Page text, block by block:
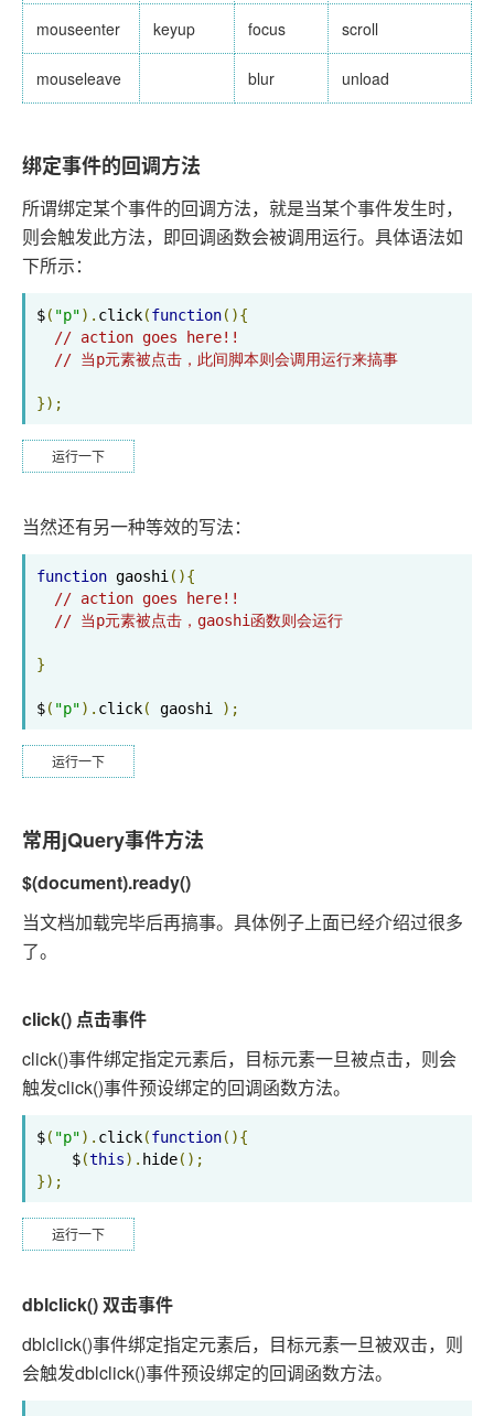
mouseenter keyup focus scroll
mouseleave blur unload
绑定事件的回调方法
所谓绑定某个事件的回调方法，就是当某个事件发生时，
则会触发此方法，即回调函数会被调用运行。具体语法如
下所示：
$( "p"). click(function(){
// action goes here!!
// 当p元素被点击，此间脚本则会调用运行来搞事
});
运行一下
当然还有另一种等效的写法：
function gaoshi (){
// action goes here!!
// 当p元素被点击，gaoshi函数则会运行
}
$( "p"). click( gaoshi );
运行一下
常用jQuery事件方法
$(document).ready()
当文档加载完毕后再搞事。具体例子上面已经介绍过很多
了。
click() 点击事件
click()事件绑定指定元素后，目标元素一旦被点击，则会
触发click()事件预设绑定的回调函数方法。
$( "p"). click(function(){
    $
(this). hide();
});
运行一下
dblclick() 双击事件
dblclick()事件绑定指定元素后，目标元素一旦被双击，则
会触发dblclick()事件预设绑定的回调函数方法。